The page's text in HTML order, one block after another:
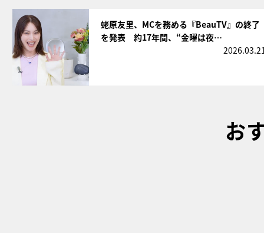
蛯原友里、MCを務める『BeauTV』の終了
を発表 約17年間、“金曜は夜…
お